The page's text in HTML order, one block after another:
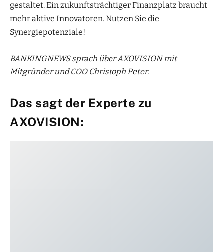
gestaltet. Ein zukunftsträchtiger Finanzplatz braucht
mehr aktive Innovatoren. Nutzen Sie die
Synergiepotenziale!
BANKINGNEWS sprach über AXOVISION mit
Mitgründer und COO Christoph Peter.
Das sagt der Experte zu
AXOVISION: